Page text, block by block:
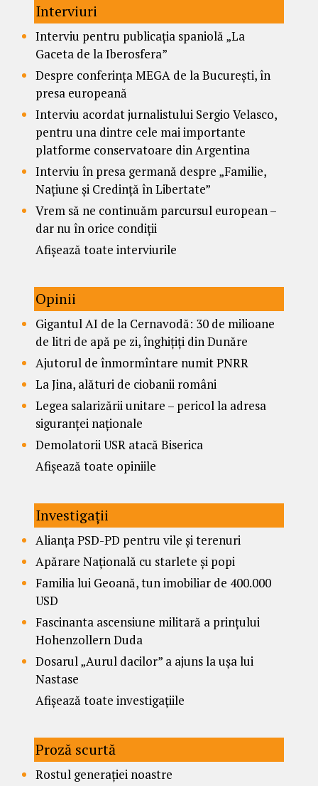
Interviuri
Interviu pentru publicația spaniolă „La
Gaceta de la Iberosfera”
Despre conferința MEGA de la București, în
presa europeană
Interviu acordat jurnalistului Sergio Velasco,
pentru una dintre cele mai importante
platforme conservatoare din Argentina
Interviu în presa germană despre „Familie,
Națiune și Credință în Libertate”
Vrem să ne continuăm parcursul european –
dar nu în orice condiții
Afișează toate interviurile
Opinii
Gigantul AI de la Cernavodă: 30 de milioane
de litri de apă pe zi, înghițiți din Dunăre
Ajutorul de înmormîntare numit PNRR
La Jina, alături de ciobanii români
Legea salarizării unitare – pericol la adresa
siguranței naționale
Demolatorii USR atacă Biserica
Afișează toate opiniile
Investigații
Alianța PSD-PD pentru vile și terenuri
Apărare Națională cu starlete și popi
Familia lui Geoană, tun imobiliar de 400.000
USD
Fascinanta ascensiune militară a prințului
Hohenzollern Duda
Dosarul „Aurul dacilor” a ajuns la ușa lui
Nastase
Afișează toate investigațiile
Proză scurtă
Rostul generației noastre